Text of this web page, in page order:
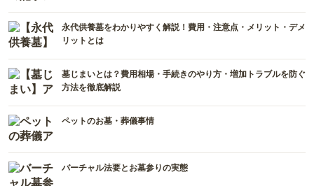
和歌山県
香川県
愛媛県
徳島県
佐賀県
長崎県
鹿児島県
永代供養墓をわかりやすく解説！費用・注意点・メリット・デメ
リットとは
墓じまいとは？費用相場・手続きのやり方・増加トラブルを防ぐ
方法を徹底解説
ペットのお墓・葬儀事情
バーチャル法要とお墓参りの実態